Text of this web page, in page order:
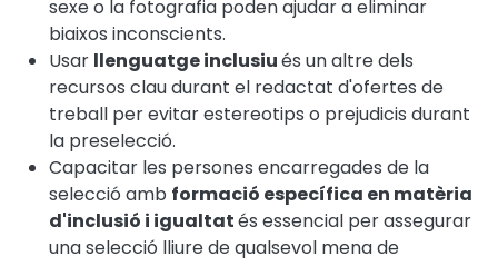
sexe o la fotografia poden ajudar a eliminar
biaixos inconscients.
Usar llenguatge inclusiués un altre dels
recursos clau durant el redactat d'ofertes de
treball per evitar estereotips o prejudicis durant
la preselecció.
Capacitar les persones encarregades de la
selecció amb formació específica en matèria
d'inclusió i igualtatés essencial per assegurar
una selecció lliure de qualsevol mena de